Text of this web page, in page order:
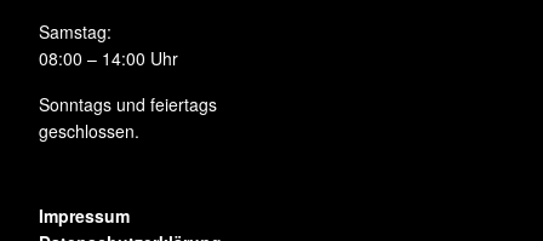
Samstag:
08:00 – 14:00 Uhr
Sonntags und feiertags
geschlossen.
Impressum